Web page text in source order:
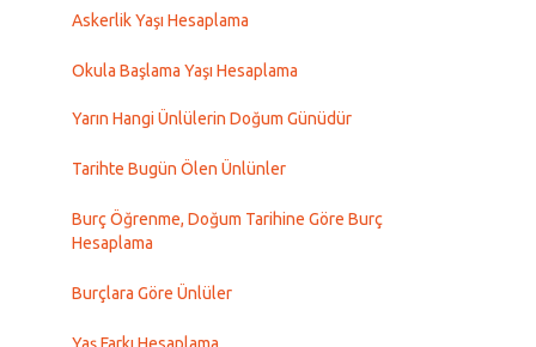
Askerlik Yaşı Hesaplama
Okula Başlama Yaşı Hesaplama
Yarın Hangi Ünlülerin Doğum Günüdür
Tarihte Bugün Ölen Ünlünler
Burç Öğrenme, Doğum Tarihine Göre Burç
Hesaplama
Burçlara Göre Ünlüler